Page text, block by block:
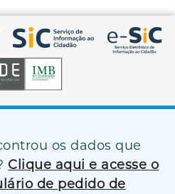
os dados que
Clique aqui e acesse o
de pedido de